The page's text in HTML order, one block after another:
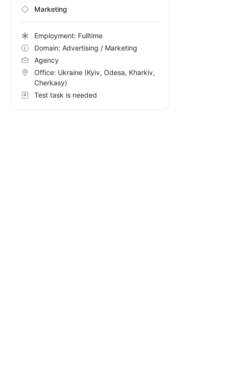
Marketing
Employment: Fulltime
Domain: Advertising / Marketing
Agency
Office: Ukraine (Kyiv, Odesa, Kharkiv,
Cherkasy)
Test task is needed